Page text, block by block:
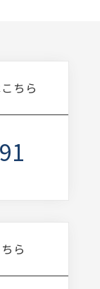
ちら
ら